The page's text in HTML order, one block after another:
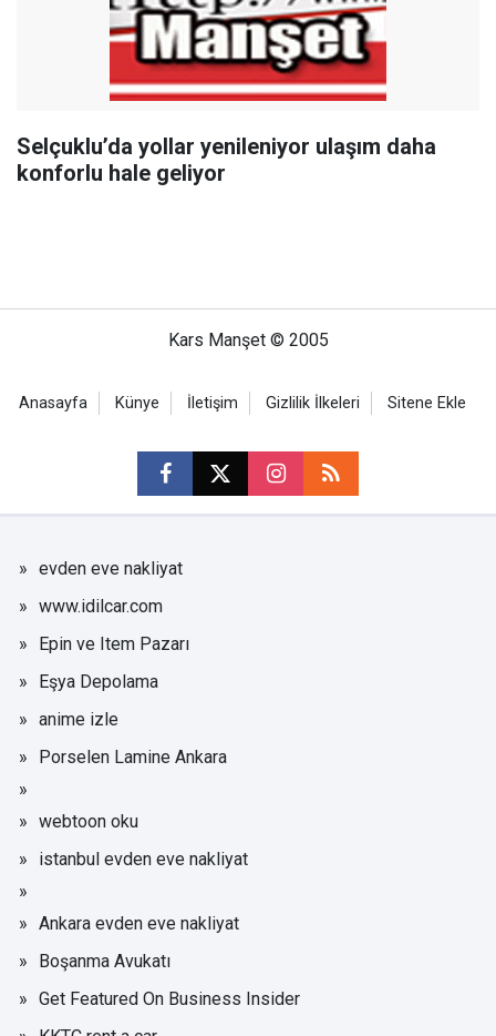
Selçuklu’da yollar yenileniyor ulaşım daha
konforlu hale geliyor
Kars Manşet © 2005
Anasayfa Künye İletişim Gizlilik İlkeleri Sitene Ekle
evden eve nakliyat
www.idilcar.com
Epin ve Item Pazarı
Eşya Depolama
anime izle
Porselen Lamine Ankara
webtoon oku
istanbul evden eve nakliyat
Ankara evden eve nakliyat
Boşanma Avukatı
Get Featured On Business Insider